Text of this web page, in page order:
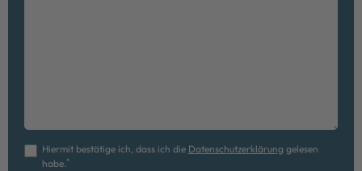
Hiermit bestätige ich, dass ich die Daten­schutz­erklärung gelesen
habe.*